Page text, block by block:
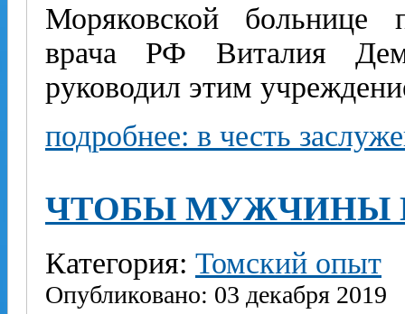
Моряковской больнице
врача РФ Виталия
руководил этим
подробнее: в честь
ЧТОБЫ МУЖЧИНЫ
Категория: Томский опыт
Опубликовано: 03 декабря 2019